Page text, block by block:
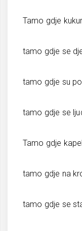
Tamo gdje
tamo gdje se
tamo gdje su
tamo gdje se
Tamo gdje
tamo gdje na
tamo gdje se